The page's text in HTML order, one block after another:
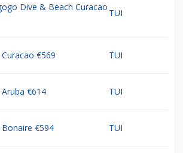
Dive & Beach Curacao
TUI
€569 TUI
€614 TUI
€594 TUI